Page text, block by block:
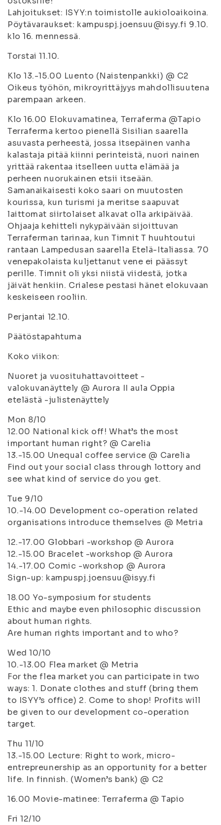
Lahjoitukset: ISYY:n toimistolle aukioloaikoina.
Pöytävaraukset: kampuspj.joensuu@isyy.fi 9.10.
klo 16. mennessä.
Torstai 11.10.
Klo 13.-15.00 Luento (Naistenpankki) @ C2
Oikeus työhön, mikroyrittäjyys mahdollisuutena
parempaan arkeen.
Klo 16.00 Elokuvamatinea, Terraferma @Tapio
Terraferma kertoo pienellä Sisilian saarella
asuvasta perheestä, jossa itsepäinen vanha
kalastaja pitää kiinni perinteistä, nuori nainen
yrittää rakentaa itselleen uutta elämää ja
perheen nuorukainen etsii itseään.
Samanaikaisesti koko saari on muutosten
kourissa, kun turismi ja meritse saapuvat
laittomat siirtolaiset alkavat olla arkipäivää.
Ohjaaja kehitteli nykypäivään sijoittuvan
Terraferman tarinaa, kun Timnit T huuhtoutui
rantaan Lampedusan saarella Etelä-Italiassa. 70
venepakolaista kuljettanut vene ei päässyt
perille. Timnit oli yksi niistä viidestä, jotka
jäivät henkiin. Crialese pestasi hänet elokuvaan
keskeiseen rooliin.
Perjantai 12.10.
Päätöstapahtuma
Koko viikon:
Nuoret ja vuosituhattavoitteet -
valokuvanäyttely @ Aurora II aula Oppia
etelästä -julistenäyttely
Mon 8/10
12.00 National kick off! What’s the most
important human right? @ Carelia
13.-15.00 Unequal coffee service @ Carelia
Find out your social class through lottory and
see what kind of service do you get.
Tue 9/10
10.-14.00 Development co-operation related
organisations introduce themselves @ Metria
12.-17.00 Globbari -workshop @ Aurora
12.-15.00 Bracelet -workshop @ Aurora
14.-17.00 Comic -workshop @ Aurora
Sign-up: kampuspj.joensuu@isyy.fi
18.00 Yo-symposium for students
Ethic and maybe even philosophic discussion
about human rights.
Are human rights important and to who?
Wed 10/10
10.-13.00 Flea market @ Metria
For the flea market you can participate in two
ways: 1. Donate clothes and stuff (bring them
to ISYY’s office) 2. Come to shop! Profits will
be given to our development co-operation
target.
Thu 11/10
13.-15.00 Lecture: Right to work, micro-
entrepreunership as an opportunity for a better
life. In finnish. (Women’s bank) @ C2
16.00 Movie-matinee: Terraferma @ Tapio
Fri 12/10